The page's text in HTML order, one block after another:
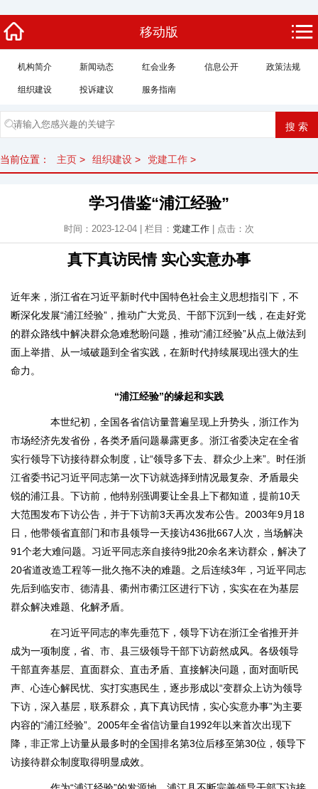
移动版
机构简介 新闻动态 红会业务 信息公开 政策法规
组织建设 投诉建议 服务指南
当前位置： 主页 > 组织建设 > 党建工作 >
学习借鉴“浦江经验”
时间：2023-12-04 | 栏目： 党建工作 | 点击： 次
真下真访民情 实心实意办事
近年来，浙江省在习近平新时代中国特色社会主义思想指引下，不
断深化发展“浦江经验”，推动广大党员、干部下沉到一线，在走好党
的群众路线中解决群众急难愁盼问题，推动“浦江经验”从点上做法到
面上举措、从一域破题到全省实践，在新时代持续展现出强大的生
命力。
“浦江经验”的缘起和实践
本世纪初，全国各省信访量普遍呈现上升势头，浙江作为
市场经济先发省份，各类矛盾问题暴露更多。浙江省委决定在全省
实行领导下访接待群众制度，让“领导多下去、群众少上来”。时任浙
江省委书记习近平同志第一次下访就选择到情况最复杂、矛盾最尖
锐的浦江县。下访前，他特别强调要让全县上下都知道，提前10天
大范围发布下访公告，并于下访前3天再次发布公告。2003年9月18
日，他带领省直部门和市县领导一天接访436批667人次，当场解决
91个老大难问题。习近平同志亲自接待9批20余名来访群众，解决了
20省道改造工程等一批久拖不决的难题。之后连续3年，习近平同志
先后到临安市、德清县、衢州市衢江区进行下访，实实在在为基层
群众解决难题、化解矛盾。
在习近平同志的率先垂范下，领导下访在浙江全省推开并
成为一项制度，省、市、县三级领导干部下访蔚然成风。各级领导
干部直奔基层、直面群众、直击矛盾、直接解决问题，面对面听民
声、心连心解民忧、实打实惠民生，逐步形成以“变群众上访为领导
下访，深入基层，联系群众，真下真访民情，实心实意办事”为主要
内容的“浦江经验”。2005年全省信访量自1992年以来首次出现下
降，非正常上访量从最多时的全国排名第3位后移至第30位，领导下
访接待群众制度取得明显成效。